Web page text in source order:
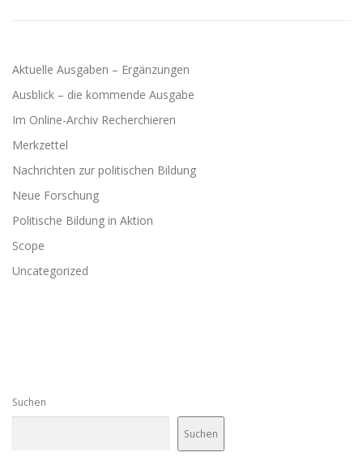
Aktuelle Ausgaben – Ergänzungen
Ausblick – die kommende Ausgabe
Im Online-Archiv Recherchieren
Merkzettel
Nachrichten zur politischen Bildung
Neue Forschung
Politische Bildung in Aktion
Scope
Uncategorized
Suchen
Suchen